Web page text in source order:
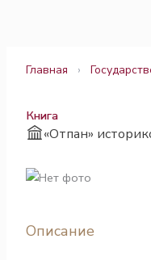
Главная ›
Книга
«Отпан»
Описание